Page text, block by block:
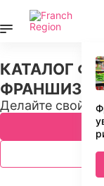
КАТАЛОГ
ФРАНШИЗ В
Делайте свой